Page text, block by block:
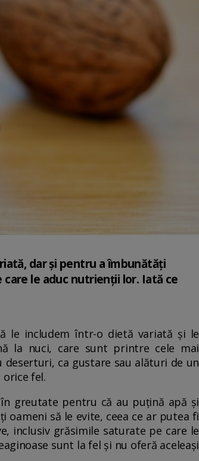
dar și pentru a îmbunătăți
le aduc nutrienții lor. Iată ce
le includem într-o dietă variată și le
la nuci, care sunt printre cele mai
deserturi, ca gustare sau alături de un
fel.
greutate pentru că au puțină apă și
oameni să le evite, ceea ce ar putea fi
inclusiv grăsimile saturate pe care le
sunt la fel și nu oferă aceleași